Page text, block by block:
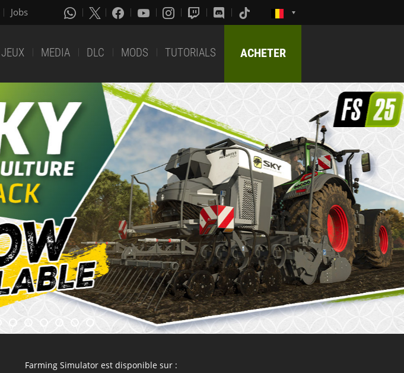
Jobs
JEUX MEDIA DLC MODS TUTORIALS ACHETER
Farming Simulator est disponible sur :